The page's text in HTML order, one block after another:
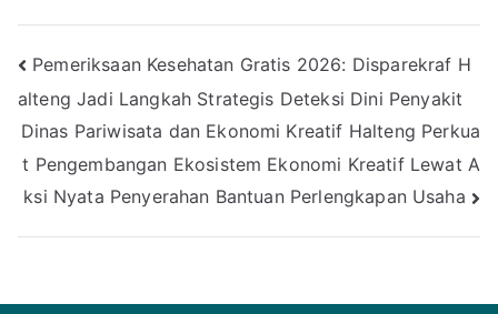
Post
navigation
Pemeriksaan Kesehatan Gratis 2026: Disparekraf H
alteng Jadi Langkah Strategis Deteksi Dini Penyakit
Dinas Pariwisata dan Ekonomi Kreatif Halteng Perkua
t Pengembangan Ekosistem Ekonomi Kreatif Lewat A
ksi Nyata Penyerahan Bantuan Perlengkapan Usaha